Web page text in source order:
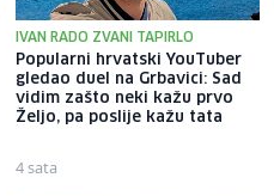
IVAN RADO ZVANI TAPIRLO
Popularni hrvatski YouTuber
gledao duel na Grbavici: Sad
vidim zašto neki kažu prvo
Željo, pa poslije kažu tata
4 sata